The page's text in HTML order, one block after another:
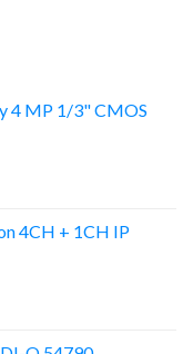
4 MP 1/3" CMOS
4CH + 1CH IP